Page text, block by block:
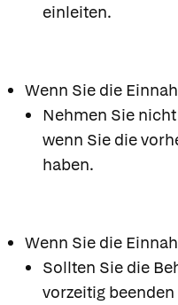
einleiten.
Wenn Sie die
Nehmen Sie
wenn Sie die
haben.
Wenn Sie die
Sollten Sie die
vorzeitig